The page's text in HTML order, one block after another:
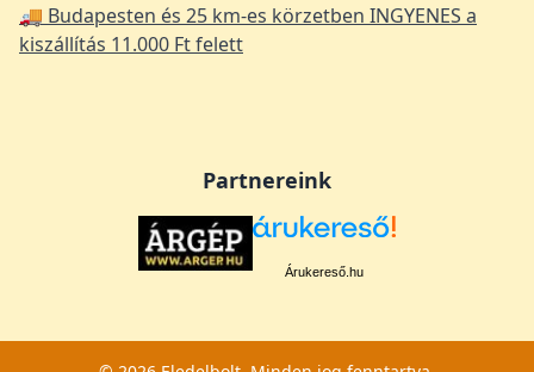
🚚 Budapesten és 25 km-es körzetben INGYENES a
kiszállítás 11.000 Ft felett
Partnereink
Árukereső.hu